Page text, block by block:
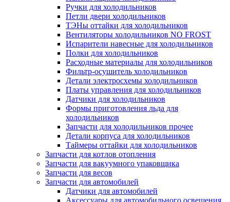
Ручки для холодильников
Петли двери холодильников
ТЭНы оттайки для холодильников
Вентиляторы холодильников NO FROST
Испарители навесные для холодильников
Полки для холодильников
Расходные материалы для холодильников
Фильтр-осушитель холодильников
Детали электросхемы холодильников
Платы управления для холодильников
Датчики для холодильников
Формы приготовления льда для
холодильников
Запчасти для холодильников прочее
Детали корпуса для холодильников
Таймеры оттайки для холодильников
Запчасти для котлов отопления
Запчасти для вакуумного упаковщика
Запчасти для весов
Запчасти для автомобилей
Датчики для автомобилей
Аксессуары для автомобильного освещения